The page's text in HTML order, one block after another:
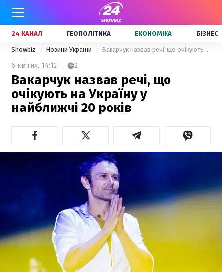
24 КАНАЛ ГЕОПОЛІТИКА ЕКОНОМІКА БІЗНЕС
Showbiz Новини України Вакарчук назвав речі, що очікують на Україну у найближчі 20 років
6 квітня, 14:12 2
Вакарчук назвав речі, що
очікують на Україну у
найближчі 20 років